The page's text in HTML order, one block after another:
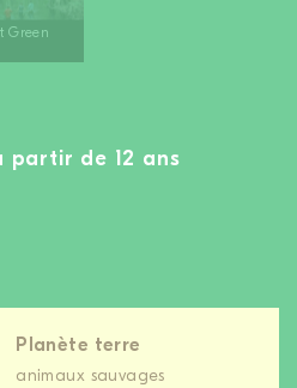
Green
partir de 12 ans
Planète terre
animaux sauvages